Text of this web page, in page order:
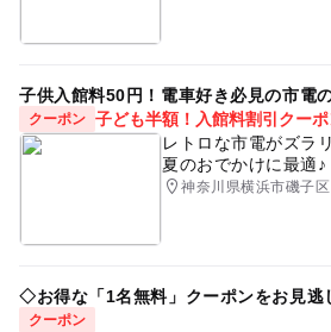
子供入館料50円！電車好き必見の市電
クーポン 子ども半額！入館料割引クー
レトロな市電がズラ
夏のおでかけに最適♪
神奈川県横浜市磯子区
◇お得な「1名無料」クーポンをお見
クーポン